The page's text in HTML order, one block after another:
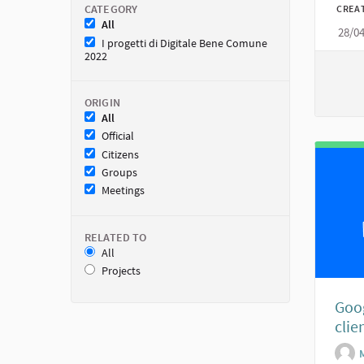
CATEGORY
All
I progetti di Digitale Bene Comune
2022
ORIGIN
All
Official
Citizens
Groups
Meetings
RELATED TO
All
Projects
28/